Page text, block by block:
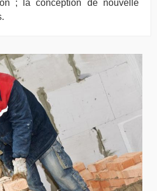
; la conception de nouvelle